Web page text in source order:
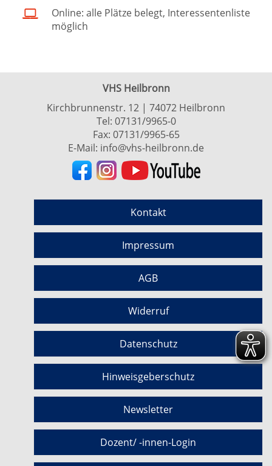
Online: alle Plätze belegt, Interessentenliste
möglich
VHS Heilbronn
Kirchbrunnenstr. 12 | 74072 Heilbronn
Tel: 07131/9965-0
Fax: 07131/9965-65
E-Mail: info@vhs-heilbronn.de
Kontakt
Impressum
AGB
Widerruf
Datenschutz
Hinweisgeberschutz
Newsletter
Dozent/ -innen-Login